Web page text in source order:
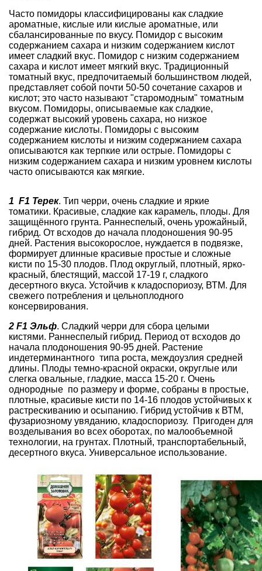
Часто помидоры классифицированы как сладкие
ароматные, кислые или кислые ароматные, или
сбалансированные по вкусу. Помидор с высоким
содержанием сахара и низким содержанием кислот
имеет сладкий вкус. Помидор с низким содержанием
сахара и кислот имеет мягкий вкус. Традиционный
томатный вкус, предпочитаемый большинством людей,
представляет собой почти 50-50 сочетание сахаров и
кислот; это часто называют "старомодным" томатным
вкусом. Помидоры, описываемые как сладкие,
содержат высокий уровень сахара, но низкое
содержание кислоты. Помидоры с высоким
содержанием кислоты и низким содержанием сахара
описываются как терпкие или острые. Помидоры с
низким содержанием сахара и низким уровнем кислоты
часто описываются как мягкие.
1 F1 Терек. Тип черри, очень сладкие и яркие
томатики. Красивые, сладкие как карамель, плоды. Для
защищённого грунта. Раннеспелый, очень урожайный,
гибрид. От всходов до начала плодоношения 90-95
дней. Растения высокорослое, нуждается в подвязке,
формирует длинные красивые простые и сложные
кисти по 15-30 плодов. Плод округлый, плотный, ярко-
красный, блестящий, массой 17-19 г, сладкого
десертного вкуса. Устойчив к кладоспориозу, ВТМ. Для
свежего потребления и цельноплодного
консервирования.
2 F1 Эльф. Сладкий черри для сбора целыми
кистями. Раннеспелый гибрид. Период от всходов до
начала плодоношения 90-95 дней. Растение
индетерминантного типа роста, междоузлия средней
длины. Плоды темно-красной окраски, округлые или
слегка овальные, гладкие, масса 15-20 г. Очень
однородные по размеру и форме, собраны в простые,
плотные, красивые кисти по 14-16 плодов устойчивых к
растрескиванию и осыпанию. Гибрид устойчив к ВТМ,
фузариозному увяданию, кладоспориозу. Пригоден для
возделывания во всех оборотах, по малообъемной
технологии, на грунтах. Плотный, транспортабельный,
десертного вкуса. Универсальное использование.